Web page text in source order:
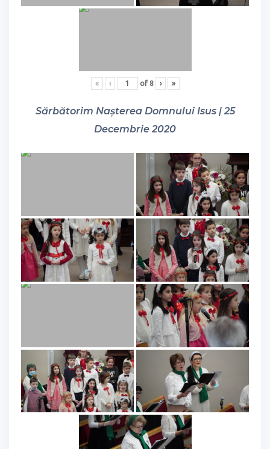
« ‹ of 8 › »
Sărbătorim Nașterea Domnului Isus | 25
Decembrie 2020